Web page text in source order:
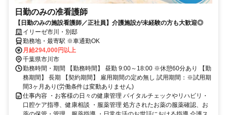
日勤のみの准看護師
【日勤のみの施設看護師／正社員】介護施設が未経験の方も大歓迎◎
イリーゼ市川・別邸
勤務地・最寄駅 ※車通勤OK
月給294,000円以上
千葉県市川市
勤務時間・期間 【勤務時間】 昼勤 9:00～18:00 ※休憩60分あり 【勤
務期間】 長期 【契約期間】 雇用期間の定め無し 試用期間：※試用期
間3ヶ月あり(労働条件は変動ありません)
仕事内容 ・お客様の日々の健康管理 バイタルチェックやリハビリ・
口腔ケア指導、健康相談 ・服薬管理 処方されたお薬の服薬確認、お